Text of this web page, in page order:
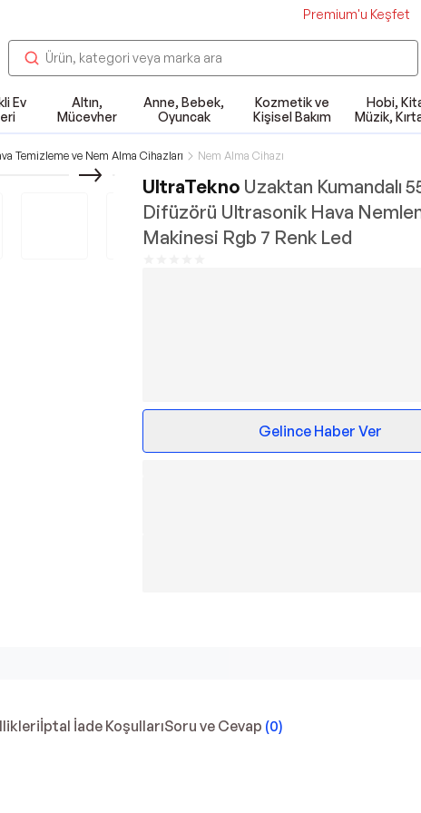
Premium'u Keşfet
Ev
Altın,
Mücevher
Anne, Bebek,
Oyuncak
Kozmetik ve
Kişisel Bakım
Hobi,
Müzik,
Temizleme ve Nem Alma Cihazları Nem Alma Cihazı
UltraTekno Uzaktan Kumandalı
Difüzörü Ultrasonik Hava
Makinesi Rgb 7 Renk Led
Gelince Haber Ver
İptal İade KoşullarıSoru ve Cevap (0)